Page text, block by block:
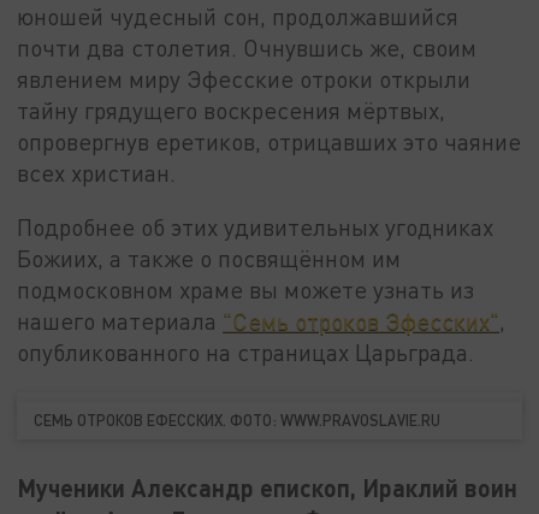
юношей чудесный сон, продолжавшийся
почти два столетия. Очнувшись же, своим
явлением миру Эфесские отроки открыли
тайну грядущего воскресения мёртвых,
опровергнув еретиков, отрицавших это чаяние
всех христиан.
Подробнее об этих удивительных угодниках
Божиих, а также о посвящённом им
подмосковном храме вы можете узнать из
нашего материала "Семь отроков Эфесских",
опубликованного на страницах Царьграда.
СЕМЬ ОТРОКОВ ЕФЕССКИХ. ФОТО: WWW.PRAVOSLAVIE.RU
Мученики Александр епископ, Ираклий воин